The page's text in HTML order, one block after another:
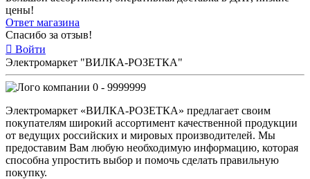
цены!
Ответ магазина
Спасибо за отзыв!
Войти
Электромаркет "ВИЛКА-РОЗЕТКА"
0 - 9999999
Электромаркет «ВИЛКА-РОЗЕТКА» предлагает своим
покупателям широкий ассортимент качественной продукции
от ведущих российских и мировых производителей. Мы
предоставим Вам любую необходимую информацию, которая
способна упростить выбор и помочь сделать правильную
покупку.